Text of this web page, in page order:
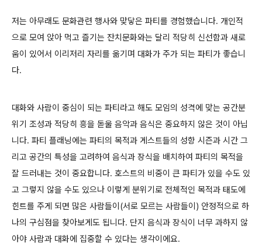
저는 아무래도 문화관련 행사와 맞닿은 파티를 경험했습니다. 개인적
으로 모여 앉아 먹고 즐기는 잔치문화와는 달리 적당히 신선함과 새로
움이 있어서 이리저리 자리를 옮기며 대화가 주가 되는 파티가 좋습니
다.
대화와 사람이 중심이 되는 파티라고 해도 모임의 성격에 맞는 공간분
위기 조성과 적당히 흥을 돋울 음악과 음식은 중요하지 않은 것이 아닙
니다. 파티 플래닝에는 파티의 목적과 게스트들의 성향 시즌과 시간 그
리고 공간의 특성을 고려하여 음식과 장식을 배치하여 파티의 목적을
잘 드러내는 것이 중요합니다. 호스트의 비중이 큰 파티가 있을 수도 있
고 그렇지 않을 수도 있으나 이렇게 분위기로 전체적인 목적과 태도에
힌트를 주게 되면 많은 사람들이(서로 모르는 사람들이) 안정적으로 하
나의 구심점을 찾아보게도 됩니다. 단지 음식과 장식이 너무 과하지 않
아야 사람과 대화에 집중할 수 있다는 생각이에요.